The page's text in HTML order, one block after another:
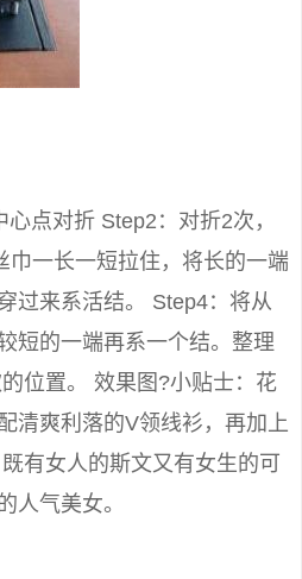
点对折 Step2：对折2次，
巾一长一短拉住，将长的一端
过来系活结。 Step4：将从
短的一端再系一个结。整理
位置。 效果图?小贴士：花
清爽利落的V领线衫，再加上
有女人的斯文又有女生的可
人气美女。